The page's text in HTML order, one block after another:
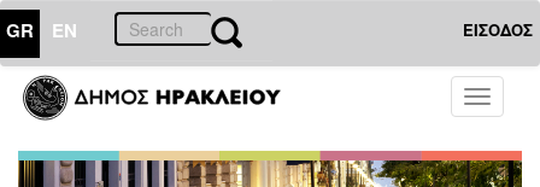
GR EN ΕΙΣΟΔΟΣ
Toggle
ΔΗΜΟΣ
Δελτία
Τύπου